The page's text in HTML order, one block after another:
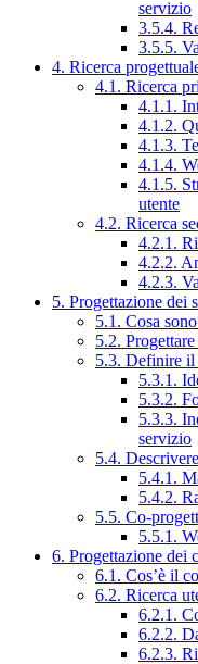
servizio
3.5.4.
3.5.5.
4. Ricerca
4.1. Ricerca
4.1.1.
4.1.2.
4.1.3.
4.1.4.
4.1.5.
utente
4.2. Ricerca
4.2.1.
4.2.2.
4.2.3.
5. Progettazione dei
5.1. Cosa
5.2.
5.3. Definire
5.3.1.
5.3.2.
5.3.3.
servizio
5.4.
5.4.1.
5.4.2.
5.5. Co-
5.5.1.
6. Progettazione dei
6.1. Cos’è il
6.2. Ricerca
6.2.1.
6.2.2.
6.2.3.